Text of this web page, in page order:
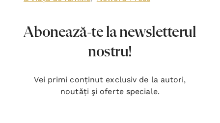
Abonează-te la newsletterul
nostru!
Vei primi conținut exclusiv de la autori,
noutăți şi oferte speciale.